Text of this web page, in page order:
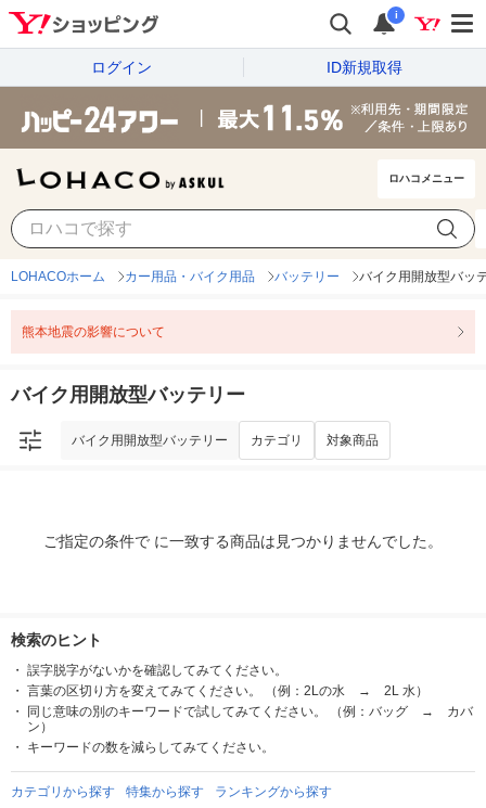
i
ログイン ID新規取得
ロハコメニュー
バイク用開放型バッテリー
LOHACOホーム カー用品・バイク用品 バッテリー バイク用開放型バッ
熊本地震の影響について
バイク用開放型バッテリー
バイク用開放型バッテリー カテゴリ 対象商品
ご指定の条件で に一致する商品は見つかりませんでした。
検索のヒント
誤字脱字がないかを確認してみてください。
言葉の区切り方を変えてみてください。 （例：2Lの水 → 2L 水）
同じ意味の別のキーワードで試してみてください。 （例：バッグ → カバ
ン）
キーワードの数を減らしてみてください。
カテゴリから探す 特集から探す ランキングから探す